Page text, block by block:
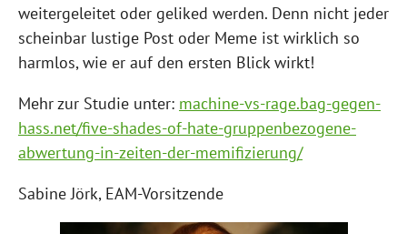
weitergeleitet oder geliked werden. Denn nicht jeder
scheinbar lustige Post oder Meme ist wirklich so
harmlos, wie er auf den ersten Blick wirkt!
Mehr zur Studie unter: machine-vs-rage.bag-gegen-
hass.net/five-shades-of-hate-gruppenbezogene-
abwertung-in-zeiten-der-memifizierung/
Sabine Jörk, EAM-Vorsitzende